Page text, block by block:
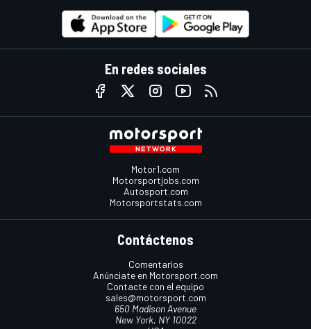
En redes sociales
Motor1.com
Motorsportjobs.com
Autosport.com
Motorsportstats.com
Contáctenos
Comentarios
Anúnciate en Motorsport.com
Contacte con el equipo
sales@motorsport.com
650 Madison Avenue
New York, NY 10022